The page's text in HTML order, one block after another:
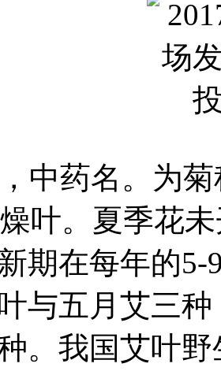
药名。为菊
叶。夏季花
期在每年的
与五月艾三
。我国艾叶